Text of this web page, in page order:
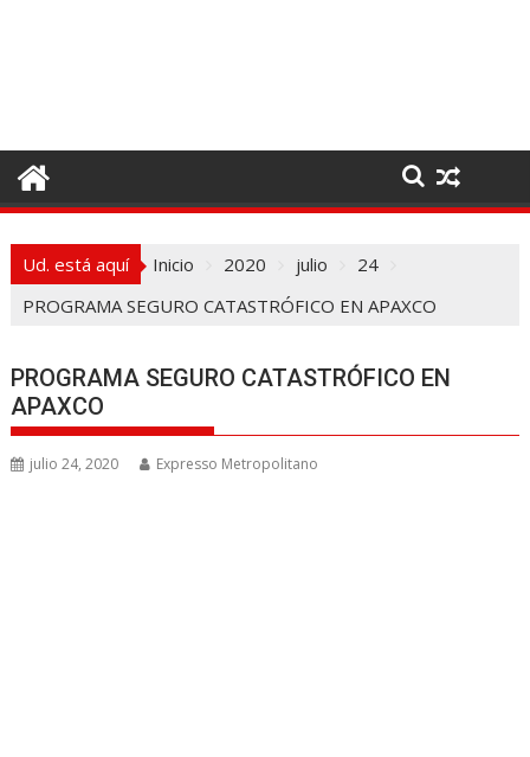
o
t
Ud. está aquí Inicio 2020 julio
24
PROGRAMA SEGURO CATASTRÓFICO EN APAXCO
PROGRAMA SEGURO CATASTRÓFICO EN
APAXCO
julio 24, 2020 Expresso Metropolitano